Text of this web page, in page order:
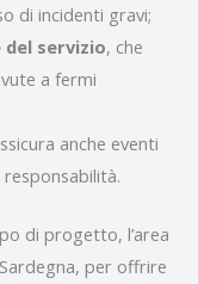
di incidenti gravi;
servizio, che
a fermi
anche eventi
di progetto, l’area
per offrire